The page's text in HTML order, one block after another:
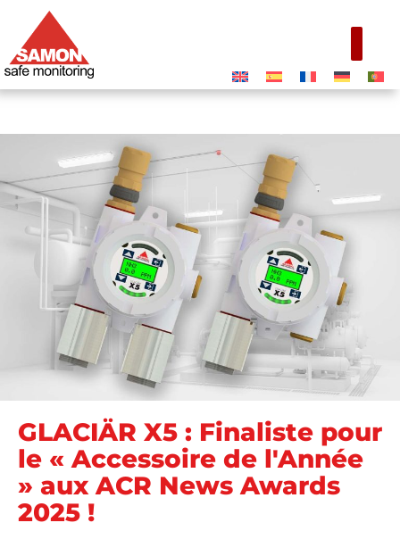
GLACIÄR X5 : Finaliste pour
le « Accessoire de l'Année
» aux ACR News Awards
2025 !